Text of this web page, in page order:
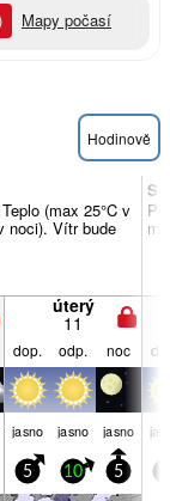
Mapy počasí
Hodinově
(max 25°C v
noci). Vítr bude
úterý
11
dop. odp. noc
jasno jasno jasno
5 10 5